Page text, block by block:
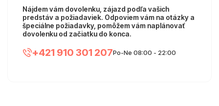
Nájdem vám dovolenku, zájazd podľa vašich
predstáv a požiadaviek. Odpoviem vám na otázky a
špeciálne požiadavky, pomôžem vám naplánovať
dovolenku od začiatku do konca.
+421 910 301 207Po-Ne 08:00 - 22:00